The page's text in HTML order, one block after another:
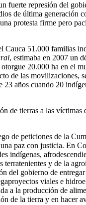
fuerte represión del
de última generación
protesta firme pero
Cauca 51.000 familias
, estimaba en 2007 un
20.000 ha en el
de las movilizaciones,
años cuando 20
de tierras a las víctimas
de peticiones de la
paz con justicia. En
indígenas,
terratenientes y de la
gobierno de entregar
viales e
a la producción de
de la tierra y en hacer